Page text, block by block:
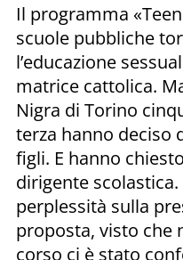
Il programma
scuole pubbliche
l’educazione
matrice cattolica.
Nigra di Torino
terza hanno deciso
figli. E hanno
dirigente
perplessità sulla
proposta, visto che
corso ci è stato